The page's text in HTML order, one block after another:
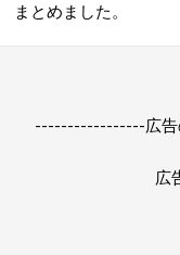
まとめました。
-----------------広告
広